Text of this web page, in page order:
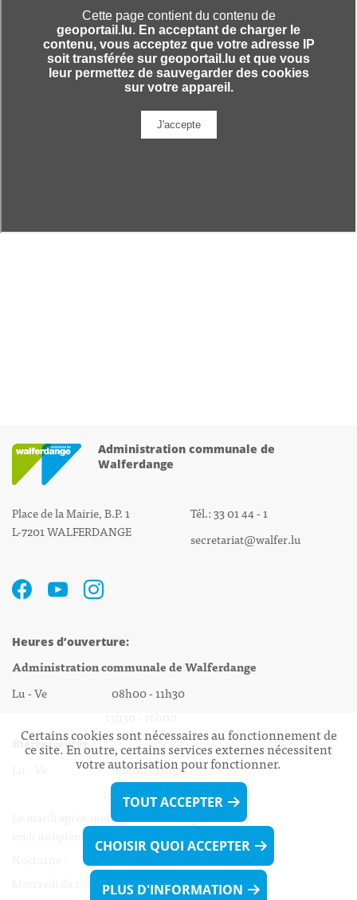
Administration communale de
Walferdange
Place de la Mairie, B.P. 1
L-7201 WALFERDANGE
Tél.: 33 01 44 - 1
secretariat@walfer.lu
Heures d’ouverture:
Administration communale de Walferdange
Lu - Ve 08h00 - 11h30
Biergercenter
Lu - Ve 08h00 - 11h30
13h30 - 16h00
Le mardi après-midi et le vendredi après-
midi uniquement sur Rdv.
Mercredi de 16h00 - 18h45 uniquement sur Rdv
Certains cookies sont nécessaires au fonctionnement de
ce site. En outre, certains services externes nécessitent
votre autorisation pour fonctionner.
TOUT ACCEPTER
CHOISIR QUOI ACCEPTER
PLUS D'INFORMATION